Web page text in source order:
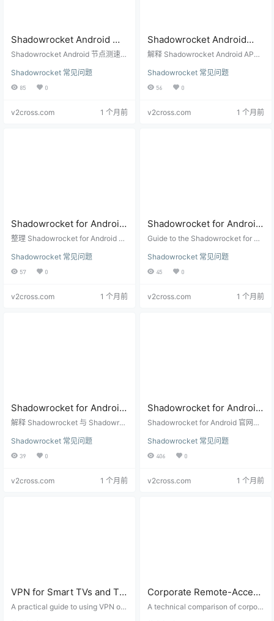
Shadowrocket Android 测
速全部失败怎么办？先查网
Shadowrocket Android 节点测速全
检查本机网络、测速目标、DNS、
订阅有效性和节点可用性。
Shadowrocket 常见问题
85 0
v2cross.com 1 个月前
Shadowrocket Android
APK 架构怎么选？arm64-
x86_64 下载前检查
解释 Shadowrocket Android APK
4-v8a，老设备看 armeabi-v7a，
模拟器再考虑 x86_64 或 x86。
Shadowrocket 常见问题
56 0
v2cross.com 1 个月前
Shadowrocket for Android
官网文档怎么用？从下载到
整理 Shadowrocket for Android 官
序，帮助安卓用户先确认下载来
源，再导入节点、测速和排查连接
Shadowrocket 常见问题
57 0
v2cross.com 1 个月前
Shadowrocket for Android
Official Site: Download,
Guide
Guide to the Shadowrocket for An
glish and Chinese entry pages, do
wnload checks, docs, changelog,
Shadowrocket 常见问题
45 0
v2cross.com 1 个月前
Shadowrocket for Android
是什么？命名、官网和下载
解释 Shadowrocket 与 Shadowroc
口、下载安全检查和用户迁移注意
事项。
Shadowrocket 常见问题
39 0
v2cross.com 1 个月前
Shadowrocket for Android
官网入口：下载、文档和多
Shadowrocket for Android 官网入
面、下载入口、文档、更新日志和
安全检查。
Shadowrocket 常见问题
406 0
v2cross.com 1 个月前
VPN for Smart TVs and TV
Boxes: Router VPN,
A practical guide to using VPN on
Corporate Remote-Access
VPN vs Personal VPN:
A technical comparison of corpora